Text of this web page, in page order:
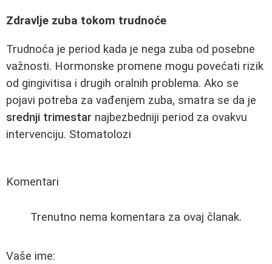
Zdravlje zuba tokom trudnoće
Trudnoća je period kada je nega zuba od posebne
važnosti. Hormonske promene mogu povećati rizik
od gingivitisa i drugih oralnih problema. Ako se
pojavi potreba za vađenjem zuba, smatra se da je
srednji trimestar najbezbedniji period za ovakvu
intervenciju. Stomatolozi
Komentari
Trenutno nema komentara za ovaj članak.
Vaše ime: